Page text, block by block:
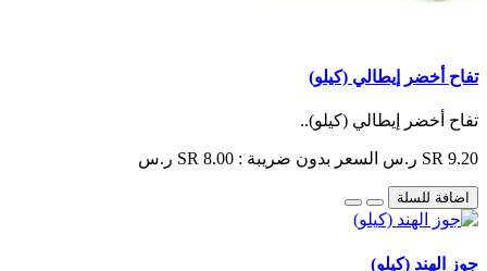
تفاح أخضر إيطالي (كيلو)
تفاح أخضر إيطالي (كيلو)..
SR 9.20 ر.س السعر بدون ضريبة : SR 8.00 ر.س
اضافة للسلة
جوز الهند (كيلو)